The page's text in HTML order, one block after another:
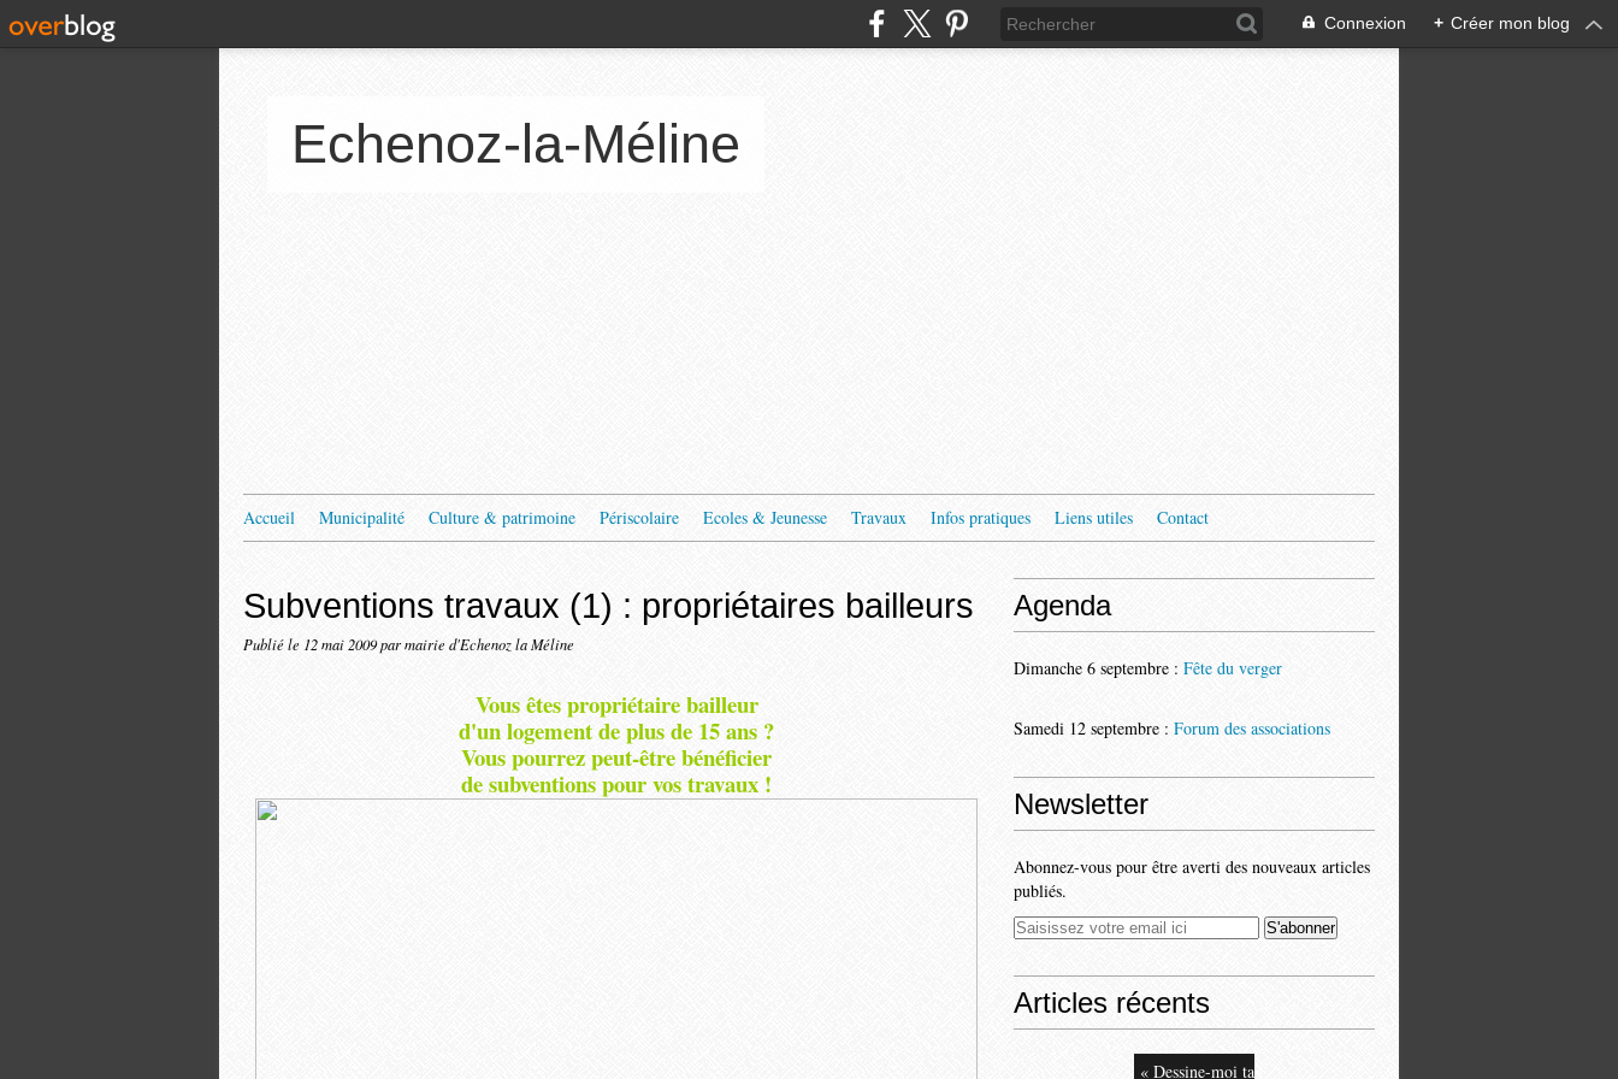
Connexion + Créer mon blog
Echenoz-la-Méline
Accueil Municipalité Culture & patrimoine Périscolaire Ecoles & Jeunesse Travaux Infos pratiques Liens utiles Contact
Subventions travaux (1) : propriétaires bailleurs
Publié le 12 mai 2009par mairie d'Echenoz la Méline
Vous êtes propriétaire bailleur
d'un logement de plus de 15 ans ?
Vous pourrez peut-être bénéficier
de subventions pour vos travaux !
Agenda
Dimanche 6 septembre : Fête du verger
Samedi 12 septembre : Forum des associations
Newsletter
Abonnez-vous pour être averti des nouveaux articles
publiés.
Articles récents
« Dessine-moi ta